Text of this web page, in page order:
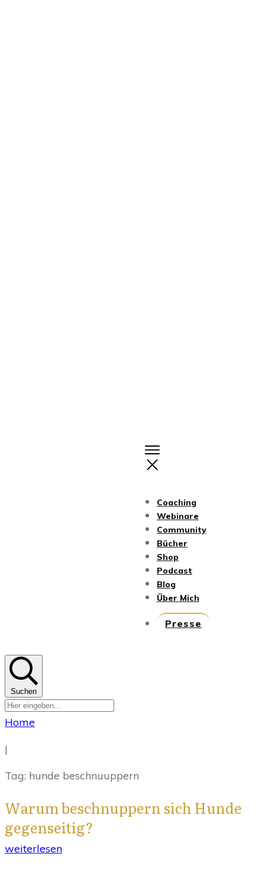
Coaching
Webinare
Community
Bücher
Shop
Podcast
Blog
Über Mich
Presse
Suchen
Home
|
Tag: hunde beschnuuppern
Warum beschnuppern sich Hunde
gegenseitig?
weiterlesen